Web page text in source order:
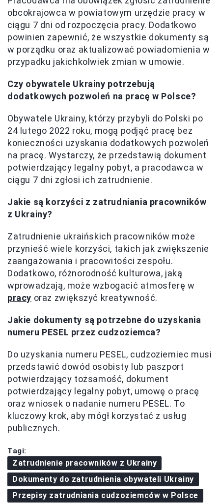
obcokrajowca w powiatowym urzędzie pracy w
ciągu 7 dni od rozpoczęcia pracy. Dodatkowo
powinien zapewnić, że wszystkie dokumenty są
w porządku oraz aktualizować powiadomienia w
przypadku jakichkolwiek zmian w umowie.
Czy obywatele Ukrainy potrzebują
dodatkowych pozwoleń na pracę w Polsce?
Obywatele Ukrainy, którzy przybyli do Polski po
24 lutego 2022 roku, mogą podjąć pracę bez
konieczności uzyskania dodatkowych pozwoleń
na pracę. Wystarczy, że przedstawią dokument
potwierdzający legalny pobyt, a pracodawca w
ciągu 7 dni zgłosi ich zatrudnienie.
Jakie są korzyści z zatrudniania pracowników
z Ukrainy?
Zatrudnienie ukraińskich pracowników może
przynieść wiele korzyści, takich jak zwiększenie
zaangażowania i pracowitości zespołu.
Dodatkowo, różnorodność kulturowa, jaką
wprowadzają, może wzbogacić atmosferę w
pracy oraz zwiększyć kreatywność.
Jakie dokumenty są potrzebne do uzyskania
numeru PESEL przez cudzoziemca?
Do uzyskania numeru PESEL, cudzoziemiec musi
przedstawić dowód osobisty lub paszport
potwierdzający tożsamość, dokument
potwierdzający legalny pobyt, umowę o pracę
oraz wniosek o nadanie numeru PESEL. To
kluczowy krok, aby mógł korzystać z usług
publicznych.
Tagi:
Zatrudnienie pracowników z Ukrainy
Dokumenty do zatrudnienia obywateli Ukrainy
Przepisy zatrudniania cudzoziemców w Polsce